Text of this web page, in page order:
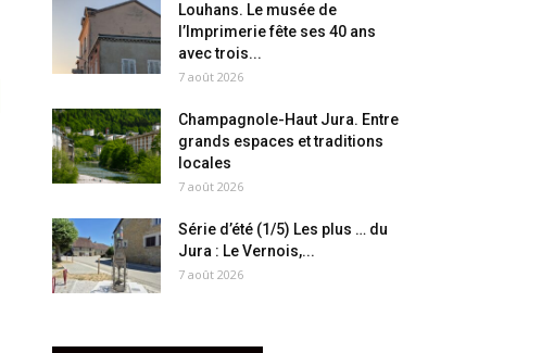
Louhans. Le musée de
l’Imprimerie fête ses 40 ans
avec trois...
7 août 2026
Champagnole-Haut Jura. Entre
grands espaces et traditions
locales
7 août 2026
Série d’été (1/5) Les plus … du
Jura : Le Vernois,...
7 août 2026